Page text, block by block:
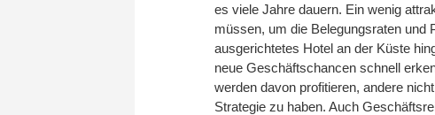
es viele Jahre dauern. Ein wenig
müssen, um die Belegungsraten und
ausgerichtetes Hotel an der Küste
neue Geschäftschancen schnell
werden davon profitieren, andere
Strategie zu haben. Auch